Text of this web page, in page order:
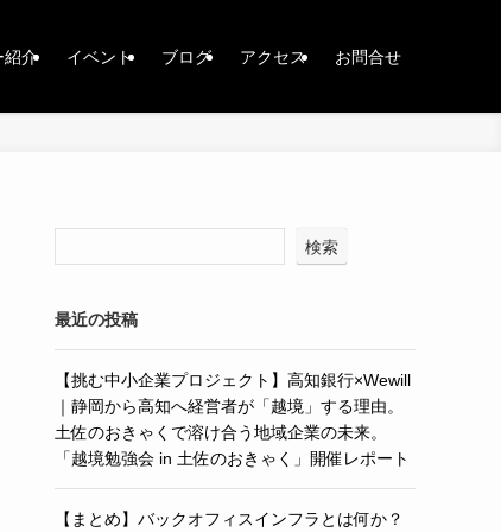
紹介 イベント ブログ アクセス お問合せ
検索
最近の投稿
【挑む中小企業プロジェクト】高知銀行×Wewill
｜静岡から高知へ経営者が「越境」する理由。
土佐のおきゃくで溶け合う地域企業の未来。
「越境勉強会 in 土佐のおきゃく」開催レポート
【まとめ】バックオフィスインフラとは何か？